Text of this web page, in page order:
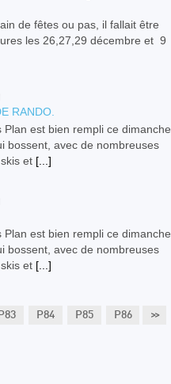
de fêtes ou pas, il fallait être
les 26,27,29 décembre et 9
RANDO.
est bien rempli ce dimanche
bossent, avec de nombreuses
et [...]
est bien rempli ce dimanche
bossent, avec de nombreuses
et [...]
>>
P83 P84 P85 P86 P87